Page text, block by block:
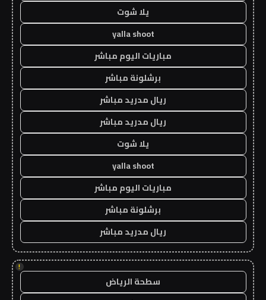
يلا شوت
yalla shoot
مباريات اليوم مباشر
برشلونة مباشر
ريال مدريد مباشر
ريال مدريد مباشر
يلا شوت
yalla shoot
مباريات اليوم مباشر
برشلونة مباشر
ريال مدريد مباشر
!
سطحة الرياض